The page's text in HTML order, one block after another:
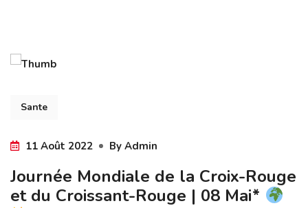
Sante
11 Août 2022 By Admin
Journée Mondiale de la Croix-Rouge
et du Croissant-Rouge | 08 Mai*